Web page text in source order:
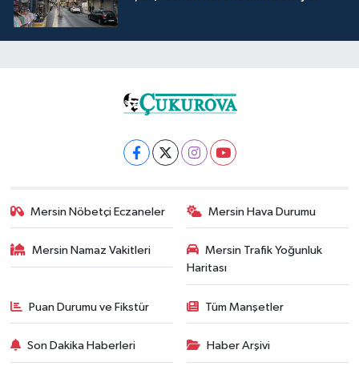
Mersin Nöbetçi Eczaneler Mersin Hava Durumu
Mersin Namaz Vakitleri
Mersin Trafik Yoğunluk
Haritası
Puan Durumu ve Fikstür Tüm Manşetler
Son Dakika Haberleri Haber Arşivi